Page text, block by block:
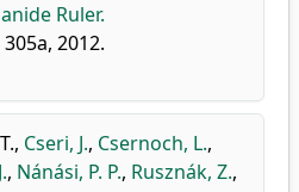
Ruler.
305a, 2012.
, Cseri, J., Csernoch, L.,
, Nánási, P. P., Rusznák, Z.,